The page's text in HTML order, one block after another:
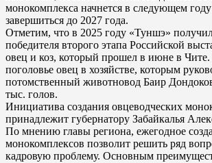
монокомплекса начнется в следующем
завершиться до 2027 года.
Отметим, что в 2025 году «Туншэ»
победителя второго этапа Российской
овец и коз, который прошел в июне в
поголовье овец в хозяйстве, которым
потомственный животновод Баир
тыс. голов.
Инициатива создания овцеводческих
принадлежит губернатору Забайкалья
По мнению главы региона, ежегодное
монокомплексов позволит решить ряд
кадровую проблему. Основным